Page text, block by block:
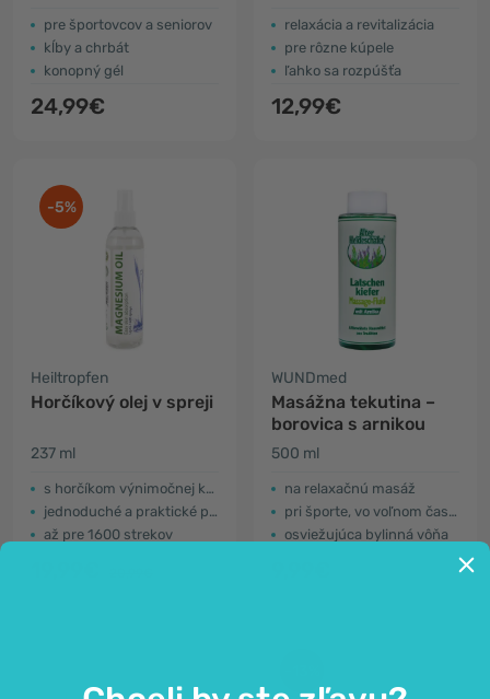
pre športovcov a seniorov
kĺby a chrbát
konopný gél
24,99€
relaxácia a revitalizácia
pre rôzne kúpele
ľahko sa rozpúšťa
12,99€
-5%
Heiltropfen
Horčíkový olej v spreji
237 ml
s horčíkom výnimočnej kvality
jednoduché a praktické použitie
až pre 1600 strekov
WUNDmed
Masážna tekutina –
borovica s arnikou
500 ml
na relaxačnú masáž
pri športe, vo voľnom čase alebo na cestách
osviežujúca bylinná vôňa